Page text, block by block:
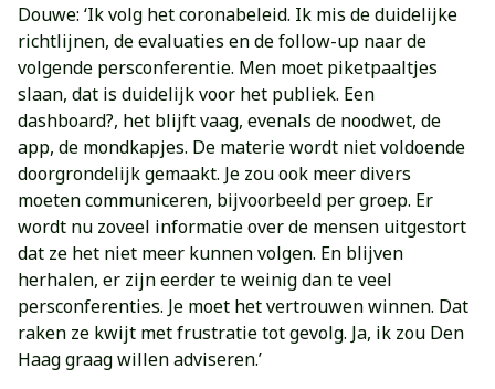
Douwe: ‘Ik volg het coronabeleid. Ik mis de duidelijke
richtlijnen, de evaluaties en de follow-up naar de
volgende persconferentie. Men moet piketpaaltjes
slaan, dat is duidelijk voor het publiek. Een
dashboard?, het blijft vaag, evenals de noodwet, de
app, de mondkapjes. De materie wordt niet voldoende
doorgrondelijk gemaakt. Je zou ook meer divers
moeten communiceren, bijvoorbeeld per groep. Er
wordt nu zoveel informatie over de mensen uitgestort
dat ze het niet meer kunnen volgen. En blijven
herhalen, er zijn eerder te weinig dan te veel
persconferenties. Je moet het vertrouwen winnen. Dat
raken ze kwijt met frustratie tot gevolg. Ja, ik zou Den
Haag graag willen adviseren.’